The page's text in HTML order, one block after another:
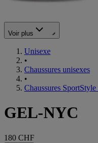
Voir plus
Unisexe
•
Chaussures unisexes
•
Chaussures SportStyle
GEL-NYC
180 CHF